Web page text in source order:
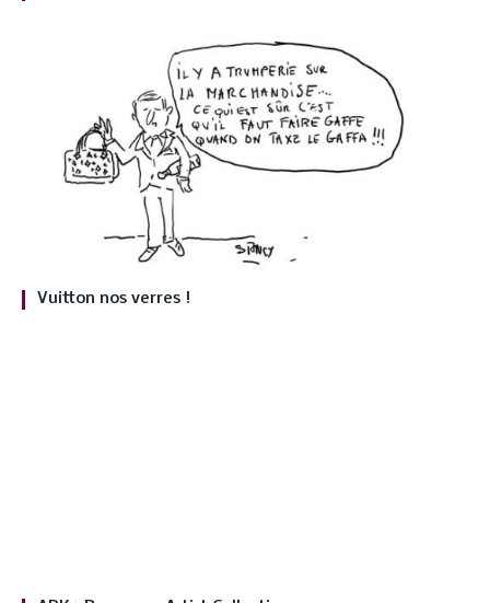
Vuitton nos verres !